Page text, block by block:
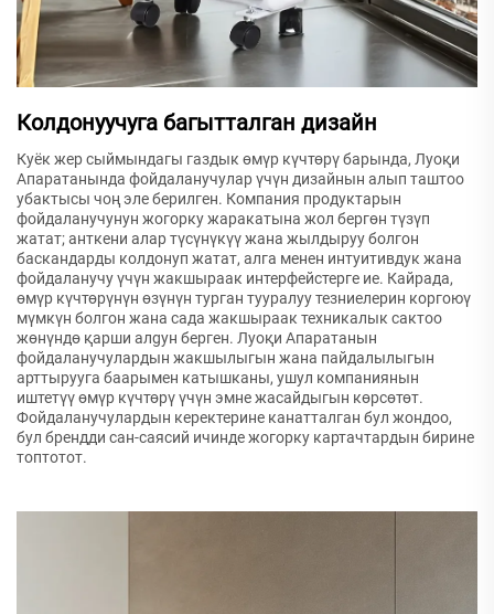
Колдонуучуга багытталган дизайн
Куёк жер сыймындагы газдык өмүр күчтөрү барында, Луоқи
Апаратанында фойдаланучулар үчүн дизайнын алып таштоо
убактысы чоң эле берилген. Компания продуктарын
фойдаланучунун жогорку жаракатына жол бергөн түзүп
жатат; анткени алар түсүнүкүү жана жылдыруу болгон
баскандарды колдонуп жатат, алга менен интуитивдук жана
фойдаланучу үчүн жакшыраак интерфейстерге ие. Кайрада,
өмүр күчтөрүнүн өзүнүн турган тууралуу тезниелерин коргоюү
мүмкүн болгон жана сада жакшыраак техникалык сактоо
жөнүндө қарши алgyн берген. Луоқи Апаратанын
фойдаланучулардын жакшылыгын жана пайдалылыгын
арттырууга баарымен катышканы, ушул компаниянын
иштетүү өмүр күчтөрү үчүн эмне жасайдыгын көрсөтөт.
Фойдаланучулардын керектерине канатталган бул жондоо,
бул брендди сан-саясий ичинде жогорку картачтардын бирине
топтотот.